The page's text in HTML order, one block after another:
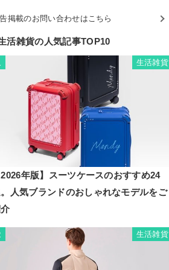
掲載のお問い合わせはこちら
活雑貨の人気記事TOP10
生活雑貨
年版】スーツケースのおすすめ24
人気ブランドのおしゃれなモデルをご
生活雑貨